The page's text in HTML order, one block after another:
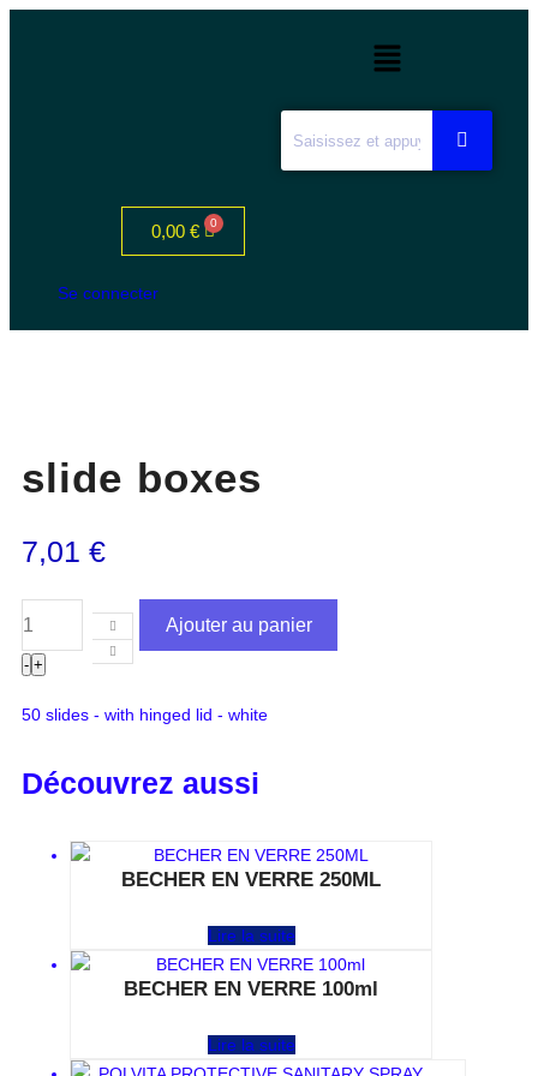
0,00 €
Se connecter
slide boxes
7,01 €
- +
Ajouter au panier
50 slides - with hinged lid - white
Découvrez aussi
BECHER EN VERRE 250ML
Lire la suite
BECHER EN VERRE 100ml
Lire la suite